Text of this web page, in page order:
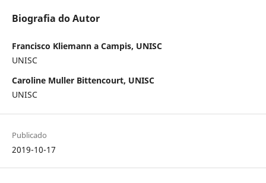
Biografia do Autor
Francisco Kliemann a Campis, UNISC
UNISC
Caroline Muller Bittencourt, UNISC
UNISC
Publicado
2019-10-17